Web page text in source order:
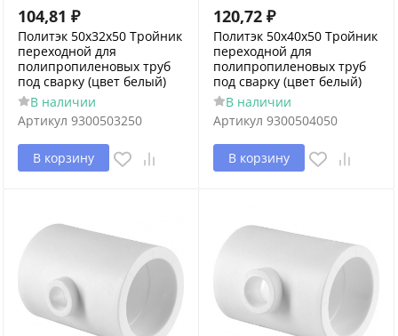
104,81 ₽
Политэк 50х32х50 Тройник
переходной для
полипропиленовых труб
под сварку (цвет белый)
В наличии
Артикул 9300503250
В корзину
120,72 ₽
Политэк 50х40х50 Тройник
переходной для
полипропиленовых труб
под сварку (цвет белый)
В наличии
Артикул 9300504050
В корзину